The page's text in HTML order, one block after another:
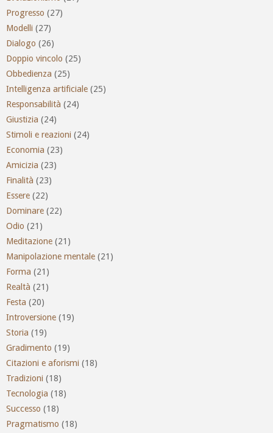
Progresso (27)
Modelli (27)
Dialogo (26)
Doppio vincolo (25)
Obbedienza (25)
Intelligenza artificiale (25)
Responsabilità (24)
Giustizia (24)
Stimoli e reazioni (24)
Economia (23)
Amicizia (23)
Finalità (23)
Essere (22)
Dominare (22)
Odio (21)
Meditazione (21)
Manipolazione mentale (21)
Forma (21)
Realtà (21)
Festa (20)
Introversione (19)
Storia (19)
Gradimento (19)
Citazioni e aforismi (18)
Tradizioni (18)
Tecnologia (18)
Successo (18)
Pragmatismo (18)